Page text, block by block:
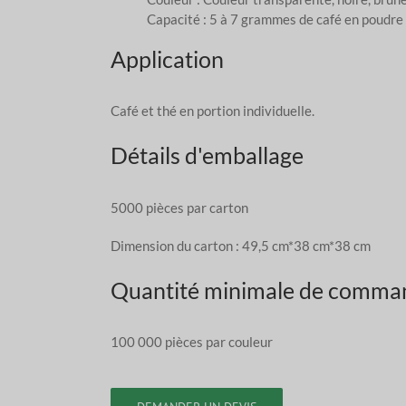
Capacité : 5 à 7 grammes de café en poudre
Application
Café et thé en portion individuelle.
Détails d'emballage
5000 pièces par carton
Dimension du carton : 49,5 cm*38 cm*38 cm
Quantité minimale de
100 000 pièces par couleur